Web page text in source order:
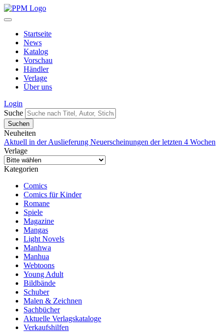
Startseite
News
Katalog
Vorschau
Händler
Verlage
Über uns
Login
Suche
Neuheiten
Aktuell in der Auslieferung Neuerscheinungen der letzten 4 Wochen
Verlage
Kategorien
Comics
Comics für Kinder
Romane
Spiele
Magazine
Mangas
Light Novels
Manhwa
Manhua
Webtoons
Young Adult
Bildbände
Schuber
Malen & Zeichnen
Sachbücher
Aktuelle Verlagskataloge
Verkaufshilfen